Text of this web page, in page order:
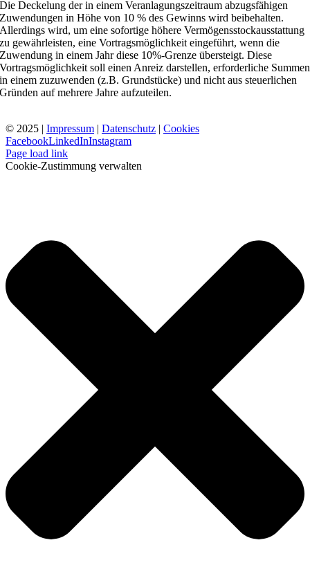
Die Deckelung der in einem Veranlagungszeitraum abzugsfähigen
Zuwendungen in Höhe von 10 % des Gewinns wird beibehalten.
Allerdings wird, um eine sofortige höhere Vermögensstockausstattung
zu gewährleisten, eine Vortragsmöglichkeit eingeführt, wenn die
Zuwendung in einem Jahr diese 10%-Grenze übersteigt. Diese
Vortragsmöglichkeit soll einen Anreiz darstellen, erforderliche Summen
in einem zuzuwenden (z.B. Grundstücke) und nicht aus steuerlichen
Gründen auf mehrere Jahre aufzuteilen.
© 2025 | Impressum | Datenschutz | Cookies
FacebookLinkedInInstagram
Page load link
Cookie-Zustimmung verwalten